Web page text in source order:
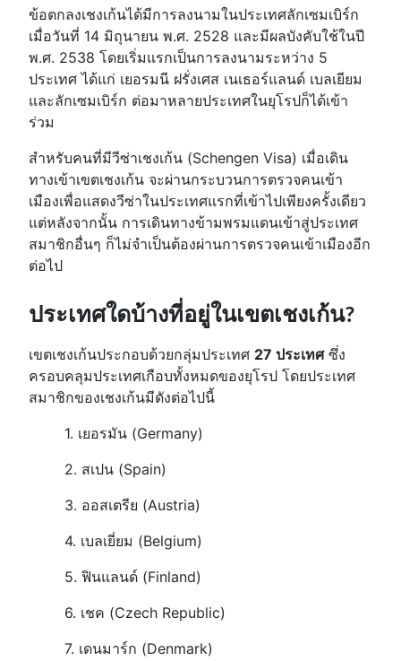
ข้อตกลงเชงเก้นได้มีการลงนามในประเทศลักเซมเบิร์ก
เมื่อวันที่ 14 มิถุนายน พ.ศ. 2528 และมีผลบังคับใช้ในปี
พ.ศ. 2538 โดยเริ่มแรกเป็นการลงนามระหว่าง 5
ประเทศ ได้แก่ เยอรมนี ฝรั่งเศส เนเธอร์แลนด์ เบลเยียม
และลักเซมเบิร์ก ต่อมาหลายประเทศในยุโรปก็ได้เข้า
ร่วม
สำหรับคนที่มีวีซ่าเชงเก้น (Schengen Visa) เมื่อเดิน
ทางเข้าเขตเชงเก้น จะผ่านกระบวนการตรวจคนเข้า
เมืองเพื่อแสดงวีซ่าในประเทศแรกที่เข้าไปเพียงครั้งเดียว
แต่หลังจากนั้น การเดินทางข้ามพรมแดนเข้าสู่ประเทศ
สมาชิกอื่นๆ ก็ไม่จำเป็นต้องผ่านการตรวจคนเข้าเมืองอีก
ต่อไป
ประเทศใดบ้างที่อยู่ในเขตเชงเก้น?
เขตเชงเก้นประกอบด้วยกลุ่มประเทศ 27 ประเทศซึ่ง
ครอบคลุมประเทศเกือบทั้งหมดของยุโรป โดยประเทศ
สมาชิกของเชงเก้นมีดังต่อไปนี้
1. เยอรมัน (Germany)
2. สเปน (Spain)
3. ออสเตรีย (Austria)
4. เบลเยี่ยม (Belgium)
5. ฟินแลนด์ (Finland)
6. เชค (Czech Republic)
7. เดนมาร์ก (Denmark)